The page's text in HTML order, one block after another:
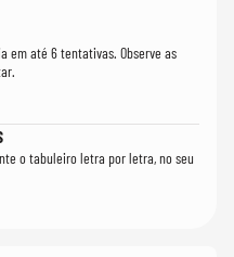
em até 6 tentativas. Observe as
o tabuleiro letra por letra, no seu